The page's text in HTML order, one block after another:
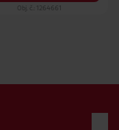
Obj. č.: 1264661